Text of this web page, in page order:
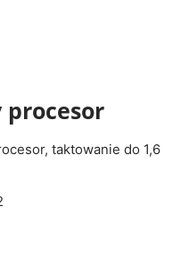
procesor
taktowanie do 1,6